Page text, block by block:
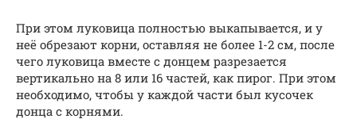
При этом луковица полностью выкапывается, и у
неё обрезают корни, оставляя не более 1-2 см, после
чего луковица вместе с донцем разрезается
вертикально на 8 или 16 частей, как пирог. При этом
необходимо, чтобы у каждой части был кусочек
донца с корнями.